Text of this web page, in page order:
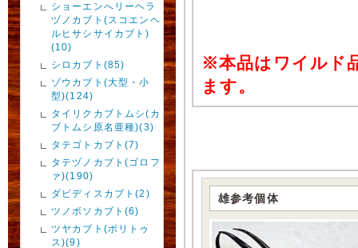
ショーエンへリーヘラ
ヅノカブト(スコエンヘ
ルヒサシサイカブト)
(10)
シロカブト(85)
ゾウカブト(大型・小
型)(124)
タイリクカブトムシ(カ
ブトムシ原名亜種)(3)
タテゴトカブト(7)
タテヅノカブト(ゴロフ
ァ)(190)
ダビディスカブト(2)
ツノボソカブト(6)
ツヤカブト(ポリトゥ
ス)(9)
※本品はワイルド
ます。
雄参考個体